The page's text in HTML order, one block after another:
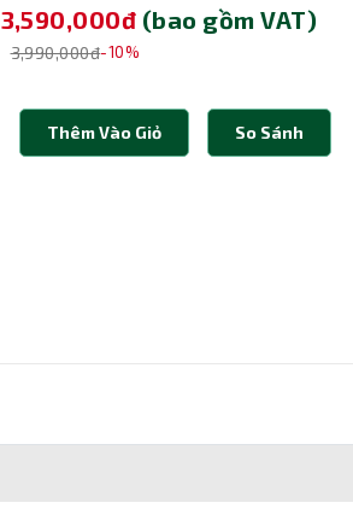
3,590,000đ (bao gồm VAT)
3,990,000đ-10%
Thêm Vào Giỏ So Sánh